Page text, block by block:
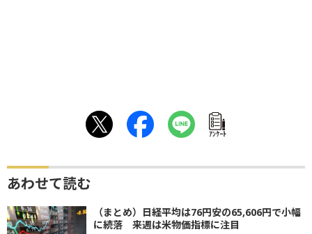
ｱﾝｹｰﾄ
あわせて読む
（まとめ）日経平均は76円安の65,606円で小幅
に続落 来週は米物価指標に注目